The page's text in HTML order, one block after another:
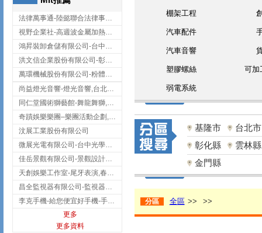
法律萬事通-陸懿聯合法律事務所
視野企業社-高週波金屬加熱設備,彰化高週波金屬加熱設備
鴻昇裝卸倉儲有限公司-台中貨櫃裝卸
洪文信企業股份有限公司-彰化鋅合金鑄造,彰化五金加工,彰化五金配件
萬環機械股份有限公司-粉體塗裝設備,輸送機,輸送機設備,台南輸送機
尚益燈光音響-燈光音響,台北燈光音響,台北燈光音響出租
同仁堂國術獅藝館-舞龍舞獅,台中舞龍舞獅
奇蹟娛樂樂團–樂團活動企劃,台中樂團表演,台中婚禮樂團
汶展工業股份有限公司
微展光電有限公司-台中光學鍍膜,optical filter taiwan,台灣光學鍍膜
佳岳景觀有限公司-景觀設計公司,台北景觀設計,台北景觀工程,中山區景觀設計
天創娛樂工作室-尾牙表演,春酒表演,板橋尾牙表演
昌全監視器有限公司-監視器安裝,高雄監視器安裝,鳳山區監視器安裝
李克手機-給您便宜好手機-手機收購,屏東手機收購
更多
更多資料
棚架工程
汽車配件
汽車音響
塑膠螺絲 可加
弱電系統
基隆市
台北市
彰化縣
雲林縣
金門縣
分區 全區 >> >>